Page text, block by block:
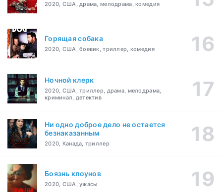
2020, США, драма, мелодрама, комедия
Горящая собака
2020, США, боевик, триллер, комедия
Ночной клерк
2020, США, триллер, драма, мелодрама,
криминал, детектив
Ни одно доброе дело не остается
безнаказанным
2020, Канада, триллер
Боязнь клоунов
2020, США, ужасы